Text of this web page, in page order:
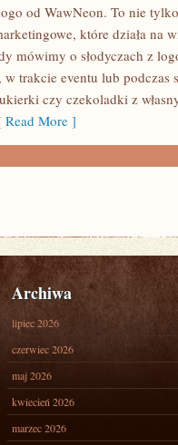
od WawNeon. To nie
które działa na
mówimy o słodyczach z
trakcie eventu lub podczas
czy czekoladki z
Read More ]
Archiwa
lipiec 2026
czerwiec 2026
maj 2026
kwiecień 2026
marzec 2026